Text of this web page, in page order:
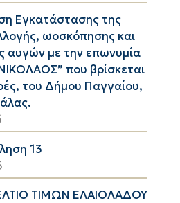
Εγκατάστασης της
ωοσκόπησης και
αυγών με την επωνυμία
που βρίσκεται
του Δήμου Παγγαίου,
13
ΤΙΜΩΝ ΕΛΑΙΟΛΑΔΟΥ